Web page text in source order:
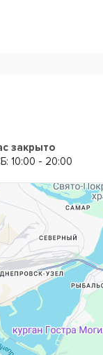
закрыто
10:00 - 20:00